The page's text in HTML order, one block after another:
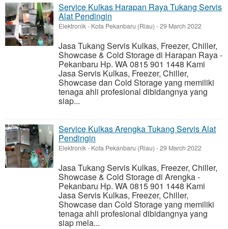
Service Kulkas Harapan Raya Tukang Servis
Alat Pendingin
Elektronik- Kota Pekanbaru (Riau) -29 March 2022
Jasa Tukang Servis Kulkas, Freezer, Chiller,
Showcase & Cold Storage di Harapan Raya -
Pekanbaru Hp. WA 0815 901 1448 Kami
Jasa Servis Kulkas, Freezer, Chiller,
Showcase dan Cold Storage yang memiliki
tenaga ahli profesional dibidangnya yang
siap...
Service Kulkas Arengka Tukang Servis Alat
Pendingin
Elektronik- Kota Pekanbaru (Riau) -29 March 2022
Jasa Tukang Servis Kulkas, Freezer, Chiller,
Showcase & Cold Storage di Arengka -
Pekanbaru Hp. WA 0815 901 1448 Kami
Jasa Servis Kulkas, Freezer, Chiller,
Showcase dan Cold Storage yang memiliki
tenaga ahli profesional dibidangnya yang
siap mela...